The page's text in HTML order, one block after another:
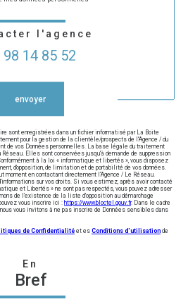
l'agence
98 14 85 52
envoyer
sont enregistrées dans un fichier informatisé par La Boite
pour la gestion de la clientèle/prospects de l'Agence / du
de vos Données personnelles. La base légale du traitement
Elles sont conservées jusqu'à demande de suppression
à la loi « informatique et libertés », vous disposez
d’opposition, de limitation et de portabilité de vos données.
moment en contactant directement l’Agence / Le Réseau.
sur vos droits. Si vous estimez, après avoir contacté
et Libertés » ne sont pas respectés, vous pouvez adresser
de l’existence de la liste d'opposition au démarchage
vous inscrire ici : https://www.bloctel.gouv.fr. Dans le cadre
vous invitons à ne pas inscrire de Données sensibles dans
de Confidentialité et es Conditions d'utilisation de
En
Bref